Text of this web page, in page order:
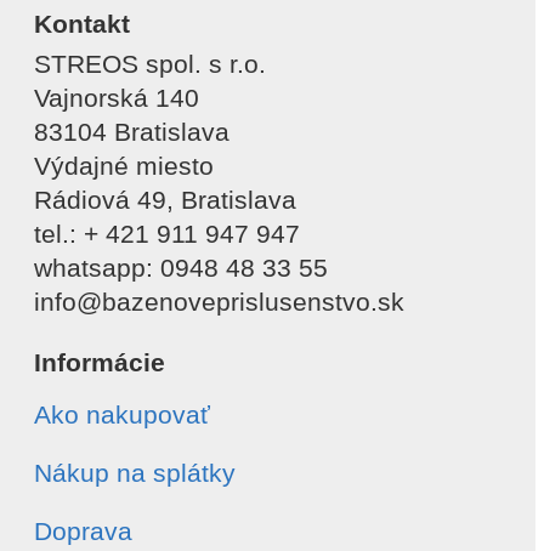
Kontakt
STREOS spol. s r.o.
Vajnorská 140
83104 Bratislava
Výdajné miesto
Rádiová 49, Bratislava
tel.: + 421 911 947 947
whatsapp: 0948 48 33 55
info@bazenoveprislusenstvo.sk
Informácie
Ako nakupovať
Nákup na splátky
Doprava